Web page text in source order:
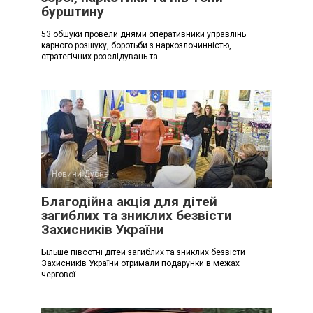
бурштину
53 обшуки провели днями оперативники управлінь
карного розшуку, боротьби з наркозлочинністю,
стратегічних розслідувань та
Новини Дубна
Благодійна акція для дітей
загиблих та зниклих безвісти
Захисників України
Більше півсотні дітей загиблих та зниклих безвісти
Захисників України отримали подарунки в межах
чергової